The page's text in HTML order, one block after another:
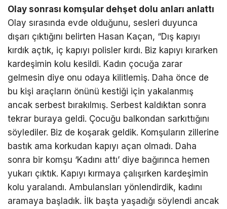
Olay sonrası komşular dehşet dolu anları anlattı
Olay sırasında evde olduğunu, sesleri duyunca
dışarı çıktığını belirten Hasan Kaçan, “Dış kapıyı
kırdık açtık, iç kapıyı polisler kırdı. Biz kapıyı kırarken
kardeşimin kolu kesildi. Kadın çocuğa zarar
gelmesin diye onu odaya kilitlemiş. Daha önce de
bu kişi araçların önünü kestiği için yakalanmış
ancak serbest bırakılmış. Serbest kaldıktan sonra
tekrar buraya geldi. Çocuğu balkondan sarkıttığını
söylediler. Biz de koşarak geldik. Komşuların zillerine
bastık ama korkudan kapıyı açan olmadı. Daha
sonra bir komşu ‘Kadını attı’ diye bağırınca hemen
yukarı çıktık. Kapıyı kırmaya çalışırken kardeşimin
kolu yaralandı. Ambulansları yönlendirdik, kadını
aramaya başladık. İlk başta yaşadığı söylendi ancak